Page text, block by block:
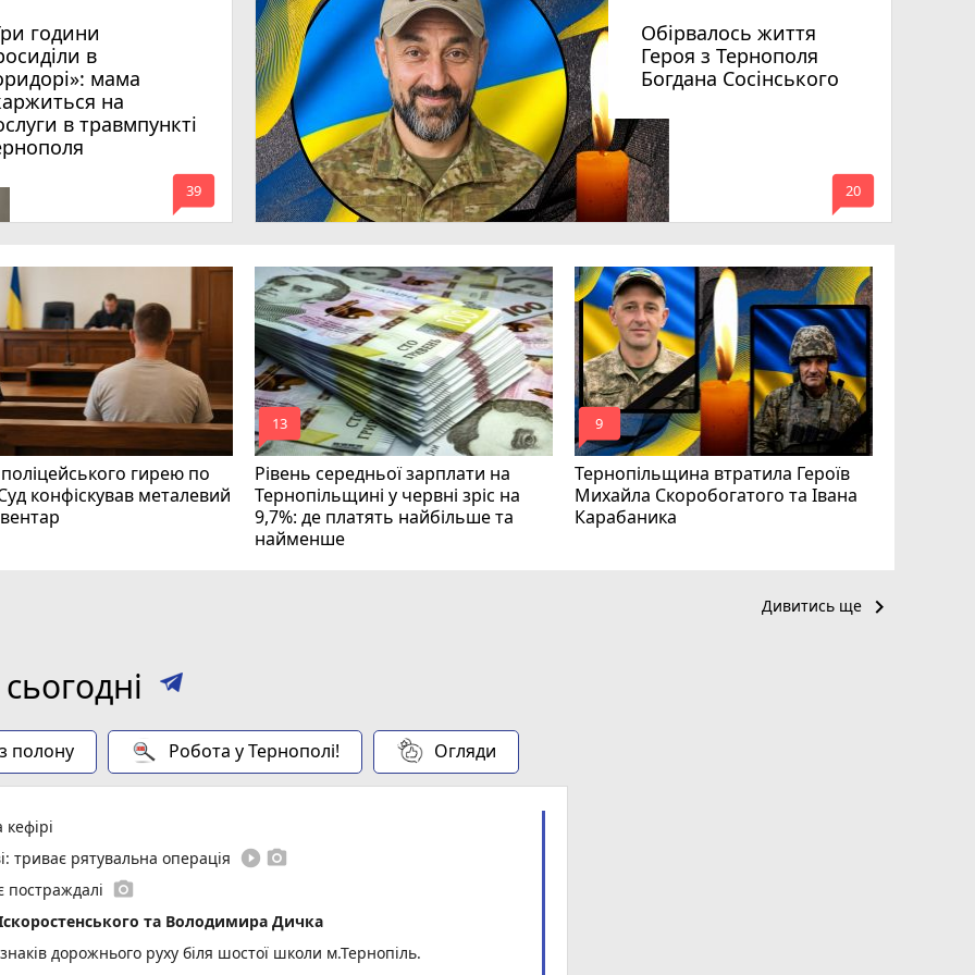
години
в
мама
на
в травмпункті
mode_comment
39
Обірвалось життя
Героя з Тернополя
Богдана Сосінського
mode_comment
20
гирею по
конфіскував металевий
Рівень середньої зарплати на
Тернопільщині у червні зріс на
9,7%: де платять найбільше та
найменше
mode_comment
13
Тернопільщина втратила Героїв
Михайла Скоробогатого та Івана
Карабаника
mode_comment
9
Дивитись ще keyboard_arrow_right
полону Робота у Тернополі! Огляди
триває рятувальна операція play_circle_filled photo_camera
постраждалі photo_camera
та Володимира Дичка
дорожнього руху біля шостої школи м.Тернопіль.